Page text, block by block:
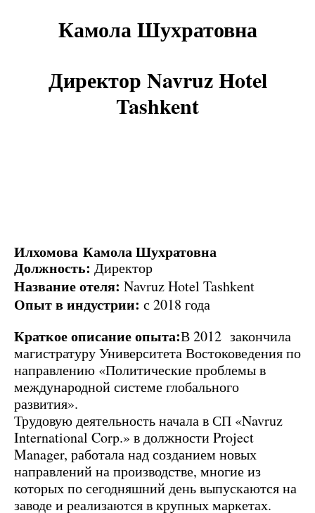
Камола Шухратовна
Директор Navruz Hotel
Tashkent
Илхомова Камола Шухратовна
Должность: Директор
Название отеля: Navruz Hotel Tashkent
Опыт в индустрии: с 2018 года
Краткое описание опыта:В 2012 закончила
магистратуру Университета Востоковедения по
направлению «Политические проблемы в
международной системе глобального
развития».
Трудовую деятельность начала в СП «Navruz
International Corp.» в должности Project
Manager, работала над созданием новых
направлений на производстве, многие из
которых по сегодняшний день выпускаются на
заводе и реализаются в крупных маркетах.